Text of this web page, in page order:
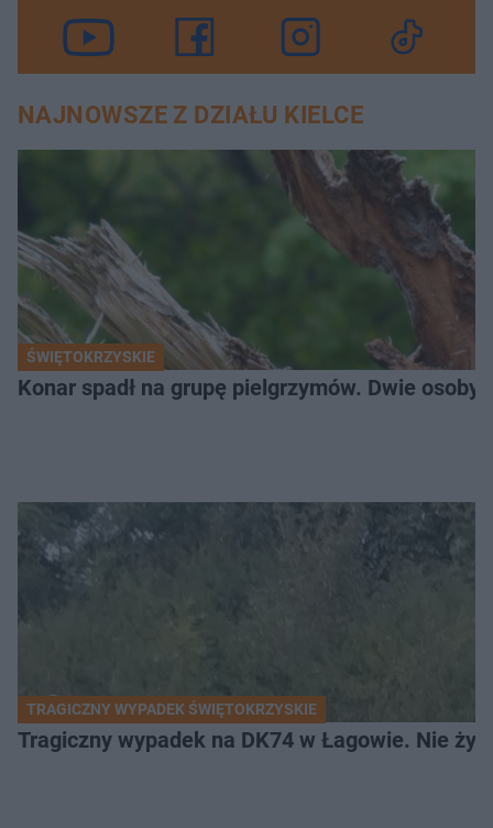
NAJNOWSZE Z DZIAŁU KIELCE
ŚWIĘTOKRZYSKIE
Konar spadł na grupę pielgrzymów. Dwie osoby
TRAGICZNY WYPADEK ŚWIĘTOKRZYSKIE
Tragiczny wypadek na DK74 w Łagowie. Nie